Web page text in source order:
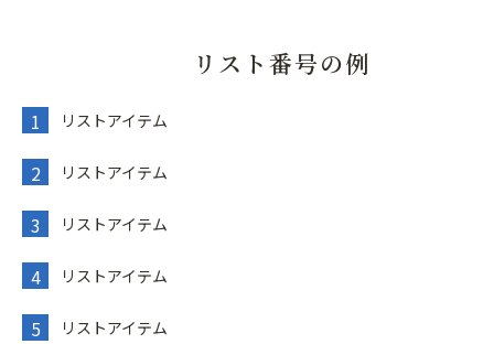
リスト番号の例
リストアイテム
リストアイテム
リストアイテム
リストアイテム
リストアイテム